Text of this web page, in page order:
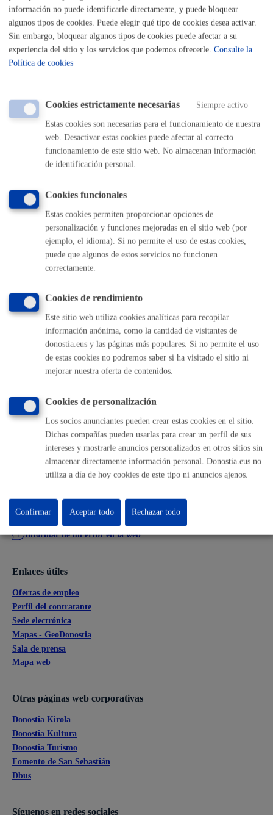
Escuela Música y Danza - Solicitud de actuaciones de la Banda
de Txistularis
TELÉFONO
MÁQUINA
Escuela Música y Danza - Solicitud de conciertos de carácter
ONLINE
TELÉFONO
MÁQUINA
Registro General: realizar una solicitud, comunicación o
PRESENCIAL
TELÉFONO
MÁQUINA
Volver al índice Volver atrás
Comunícate con el Ayuntamiento de Donostia / San
Sebastián
(+34) 943 481 000
Buzón de la ciudadanía
Informar de un error en la web
Enlaces útiles
Ofertas de empleo
Perfil del contratante
Sede electrónica
Mapas - GeoDonostia
Sala de prensa
Mapa web
Otras páginas web corporativas
Donostia Kirola
Donostia Kultura
Donostia Turismo
Fomento de San Sebastián
Dbus
Síguenos en redes sociales
información no puede identificarle directamente, y puede bloquear
algunos tipos de cookies. Puede elegir qué tipo de cookies desea activar.
Sin embargo, bloquear algunos tipos de cookies puede afectar a su
experiencia del sitio y los servicios que podemos ofrecerle. Consulte la
Política de cookies
Cookies estrictamente necesarias Siempre activo
Estas cookies son necesarias para el funcionamiento de nuestra
web. Desactivar estas cookies puede afectar al correcto
funcionamiento de este sitio web. No almacenan información
de identificación personal.
Cookies funcionales
Estas cookies permiten proporcionar opciones de
personalización y funciones mejoradas en el sitio web (por
ejemplo, el idioma). Si no permite el uso de estas cookies,
puede que algunos de estos servicios no funcionen
correctamente.
Cookies de rendimiento
Este sitio web utiliza cookies analíticas para recopilar
información anónima, como la cantidad de visitantes de
donostia.eus y las páginas más populares. Si no permite el uso
de estas cookies no podremos saber si ha visitado el sitio ni
mejorar nuestra oferta de contenidos.
Cookies de personalización
Los socios anunciantes pueden crear estas cookies en el sitio.
Dichas compañías pueden usarlas para crear un perfil de sus
intereses y mostrarle anuncios personalizados en otros sitios sin
almacenar directamente información personal. Donostia.eus no
utiliza a día de hoy cookies de este tipo ni anuncios ajenos.
Rechazar todo
Confirmar Aceptar todo